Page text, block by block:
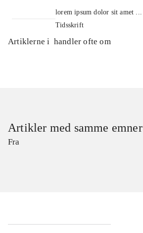
lorem ipsum dolor sit amet ...
Tidsskrift
Artiklerne i handler ofte om
Artikler med samme emner
Fra